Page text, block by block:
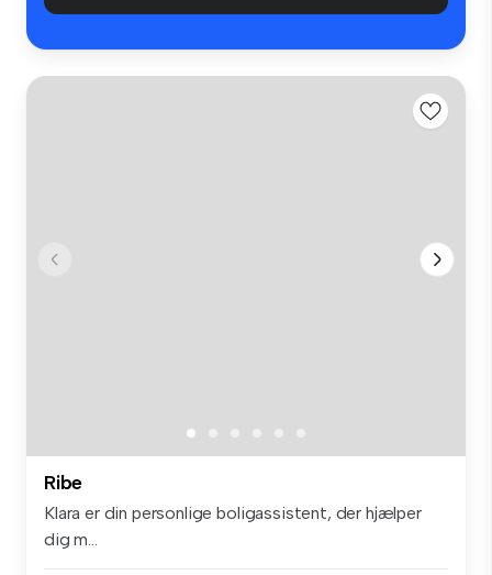
Ribe
Klara er din personlige boligassistent, der hjælper
dig m...